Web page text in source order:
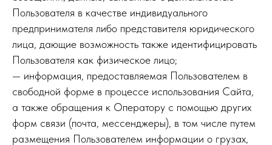
Пользователя в качестве индивидуального
предпринимателя либо представителя юридического
лица, дающие возможность также идентифицировать
Пользователя как физическое лицо;
— информация, предоставляемая Пользователем в
свободной форме в процессе использования Сайта,
а также обращения к Оператору с помощью других
форм связи (почта, мессенджеры), в том числе путем
размещения Пользователем информации о грузах,